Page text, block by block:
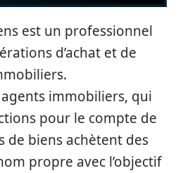
est un professionnel
d’achat et de
immobiliers, qui
pour le compte de
de biens achètent des
propre avec l’objectif